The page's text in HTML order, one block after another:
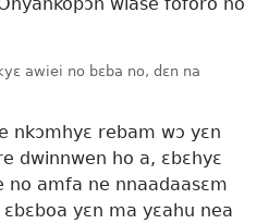
awiei no bɛba no, dɛn na
nkɔmhyɛ rebam wɔ yɛn
dwinnwen ho a, ɛbɛhyɛ
no amfa ne nnaadaasɛm
yɛn ma yɛahu nea